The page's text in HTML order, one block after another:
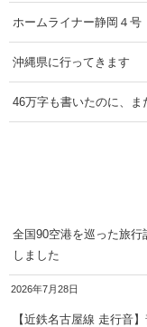
ホームライナー静岡４号
沖縄県に行ってきます
46万字も書いたのに、ま
全国90空港を巡った旅
しました
2026年7月28日
【近鉄名古屋線 走行音